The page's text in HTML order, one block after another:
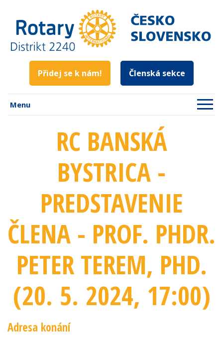
Přidej se k nám! Členská sekce
Menu
RC BANSKÁ
BYSTRICA -
PREDSTAVENIE
ČLENA - PROF. PHDR.
PETER TEREM, PHD.
(20. 5. 2024, 17:00)
Adresa konání